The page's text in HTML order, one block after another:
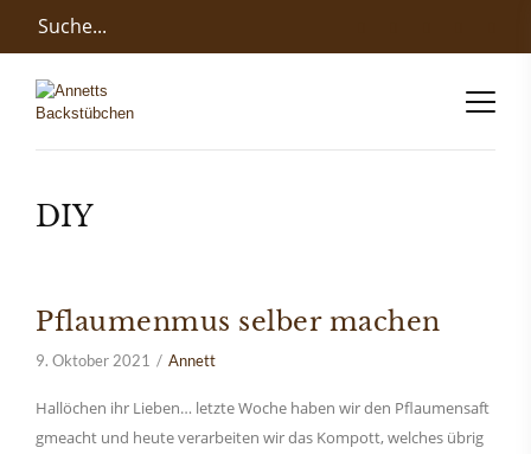
DIY
Pflaumenmus selber machen
9. Oktober 2021 Annett
Hallöchen ihr Lieben… letzte Woche haben wir den Pflaumensaft
gmeacht und heute verarbeiten wir das Kompott, welches übrig